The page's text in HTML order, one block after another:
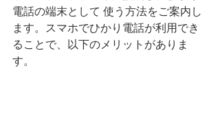
電話の端末として 使う方法をご案内し
ます。スマホでひかり電話が利用でき
ることで、以下のメリットがありま
す。